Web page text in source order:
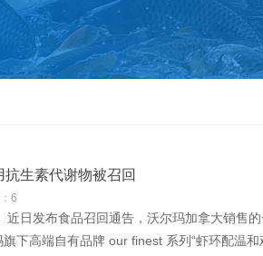
生素代谢物被召回
6
近日发布食品召回通告，沃尔玛加拿大销售
下高端自有品牌 our finest 系列“虾环配温